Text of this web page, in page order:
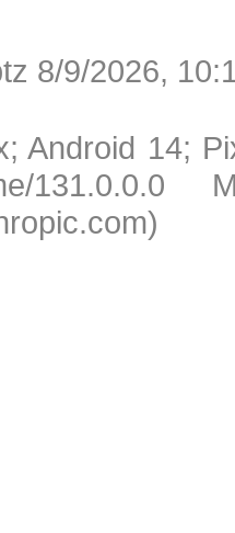
8/9/2026,
Android 14;
131.0.0.0